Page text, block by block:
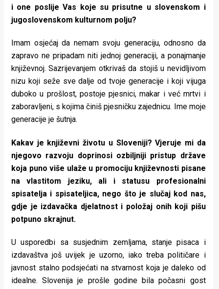
i one poslije Vas koje su prisutne u slovenskom i
jugoslovenskom kulturnom polju?
Imam osjećaj da nemam svoju generaciju, odnosno da
zapravo ne pripadam niti jednoj generaciji, a ponajmanje
književnoj. Sazrijevanjem otkrivaš da stojiš u nevidljivom
nizu koji seže sve dalje od tvoje generacije i koji vijuga
duboko u prošlost, postoje pjesnici, makar i već mrtvi i
zaboravljeni, s kojima činiš pjesničku zajednicu. Ime moje
generacije je šutnja.
Kakav je književni životu u Sloveniji? Vjeruje mi da
njegovo razvoju doprinosi ozbiljniji pristup države
koja puno više ulaže u promociju književnosti pisane
na vlastitom jeziku, ali i statusu profesionalni
spisatelja i spisateljica, nego što je slučaj kod nas,
gdje je izdavačka djelatnost i položaj onih koji pišu
potpuno skrajnut.
U usporedbi sa susjednim zemljama, stanje pisaca i
izdavaštva još uvijek je uzorno, iako treba političare i
javnost stalno podsjećati na stvarnost koja je daleko od
idealne. Slovenija je prošle godine bila počasni gost